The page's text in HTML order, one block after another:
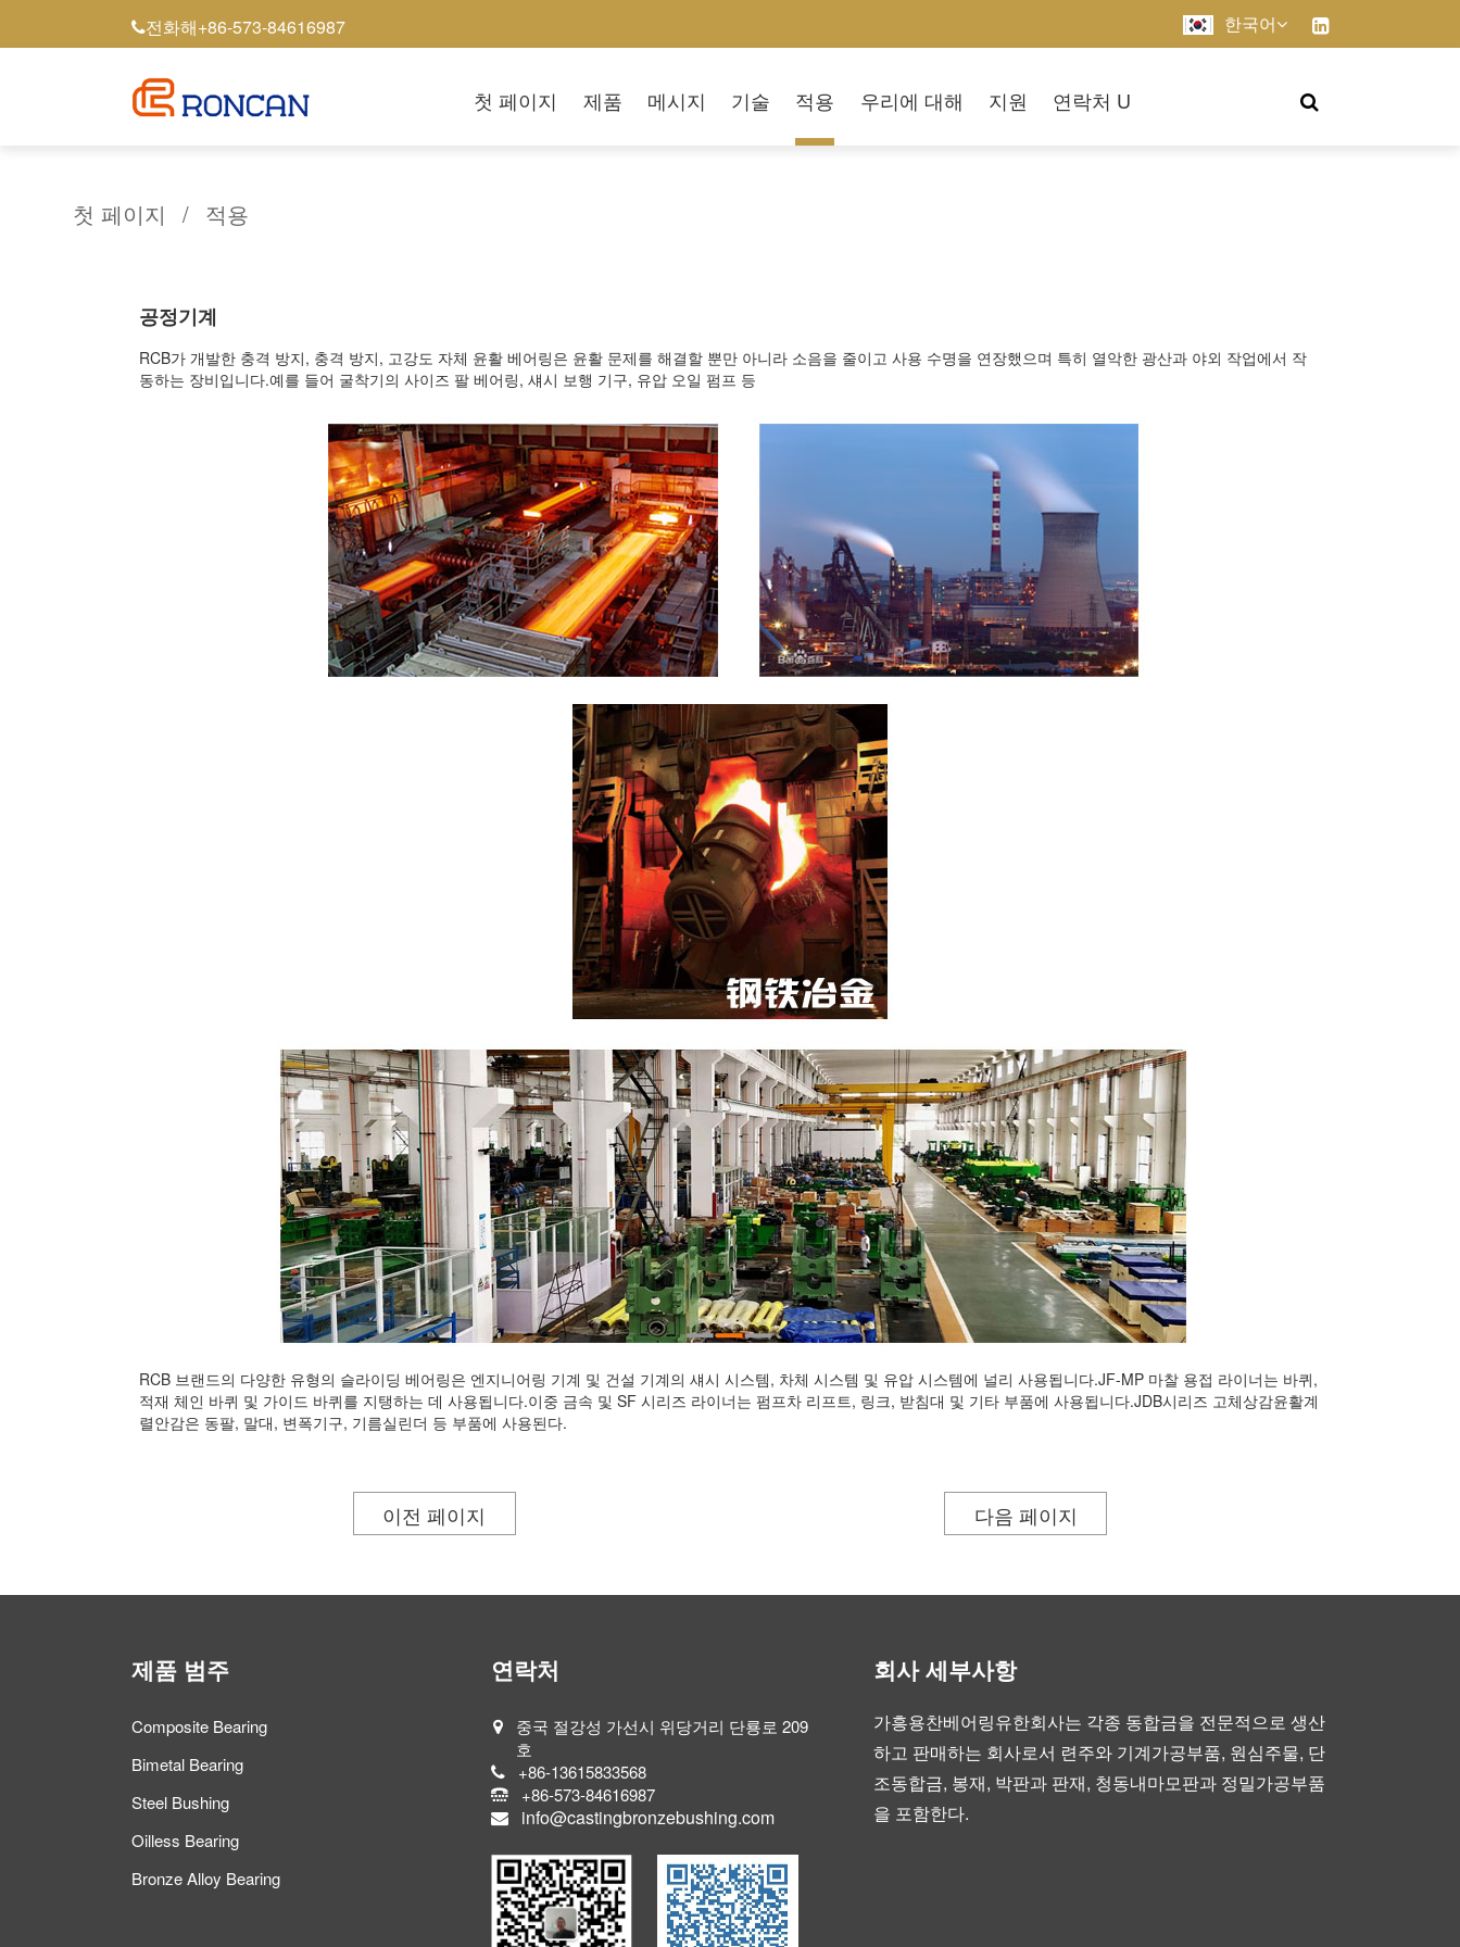
전화해 +86-573-84616987 한국어
첫 페이지 제품 메시지 기술 적용 우리에 대해 지원 연락처 U
첫 페이지 / 적용
공정기계
RCB가 개발한 충격 방지, 충격 방지, 고강도 자체 윤활 베어링은 윤활 문제를 해결할 뿐만 아니라 소음을 줄이고 사용 수명을 연장했으며 특히 열악한 광산과 야외 작업에서 작
동하는 장비입니다.예를 들어 굴착기의 사이즈 팔 베어링, 섀시 보행 기구, 유압 오일 펌프 등
RCB 브랜드의 다양한 유형의 슬라이딩 베어링은 엔지니어링 기계 및 건설 기계의 섀시 시스템, 차체 시스템 및 유압 시스템에 널리 사용됩니다.JF-MP 마찰 용접 라이너는 바퀴,
적재 체인 바퀴 및 가이드 바퀴를 지탱하는 데 사용됩니다.이중 금속 및 SF 시리즈 라이너는 펌프차 리프트, 링크, 받침대 및 기타 부품에 사용됩니다.JDB시리즈 고체상감윤활계
렬안감은 동팔, 말대, 변폭기구, 기름실린더 등 부품에 사용된다.
이전 페이지 다음 페이지
제품 범주
Composite Bearing
Bimetal Bearing
Steel Bushing
Oilless Bearing
Bronze Alloy Bearing
연락처
중국 절강성 가선시 위당거리 단룡로 209
호
+86-13615833568
+86-573-84616987
info@castingbronzebushing.com
회사 세부사항
가흥용찬베어링유한회사는 각종 동합금을 전문적으로 생산
하고 판매하는 회사로서 련주와 기계가공부품, 원심주물, 단
조동합금, 봉재, 박판과 판재, 청동내마모판과 정밀가공부품
을 포함한다.